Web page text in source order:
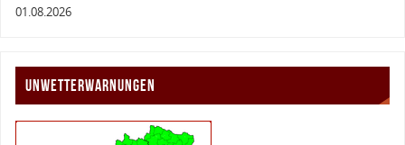
01.08.2026
UNWETTERWARNUNGEN